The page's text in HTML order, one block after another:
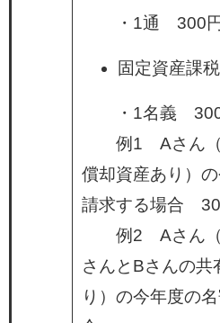
・1通 300円
固定資産課
・1名義 300
例1 Aさん（
償却資産あり）
請求する場合
例2 Aさん（
さんとBさんの共
り）の今年度の